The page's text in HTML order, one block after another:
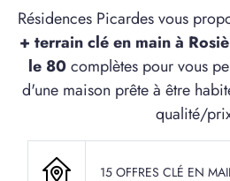
SERVICE BDL EXTENSION
Résidences Picardes vous
+ terrain clé en main à
le 80complètes pour vous
d'une maison prête à être
qualité/
15 OFFRES CLÉ EN